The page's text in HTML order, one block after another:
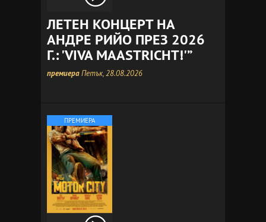
ЛЕТЕН КОНЦЕРТ НА
АНДРЕ РИЙО ПРЕЗ 2026
Г.: 'VIVA MAASTRICHT!'”
премиераПетък, 28.08.2026
ПРЕМИЕРА